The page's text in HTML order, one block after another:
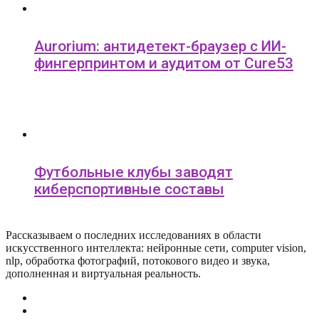
Aurorium: антидетект-браузер с ИИ-
фингерпринтом и аудитом от Cure53
Футбольные клубы заводят
киберспортивные составы
Рассказываем о последних исследованиях в области
искусcтвенного интеллекта: нейронные сети, computer vision,
nlp, обработка фотографий, потокового видео и звука,
дополненная и виртуальная реальность.